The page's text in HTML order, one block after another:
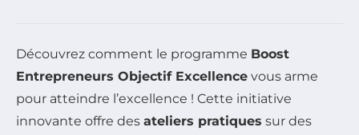
Découvrez comment le programme Boost
Entrepreneurs Objectif Excellence vous arme
pour atteindre l’excellence ! Cette initiative
innovante offre des ateliers pratiques sur des